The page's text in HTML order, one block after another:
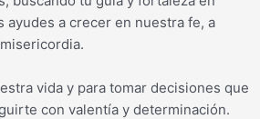
a crecer en nuestra fe, a
vida y para tomar decisiones que
con valentía y determinación.